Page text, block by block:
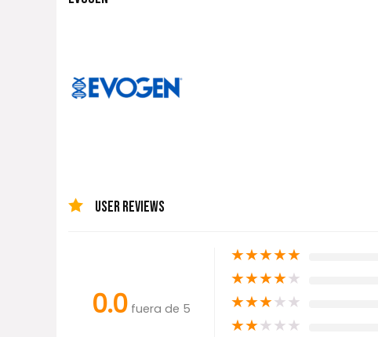
USER REVIEWS
0.0 fuera de 5
★★★★★
★★★★★
★★★★★
★★★★★